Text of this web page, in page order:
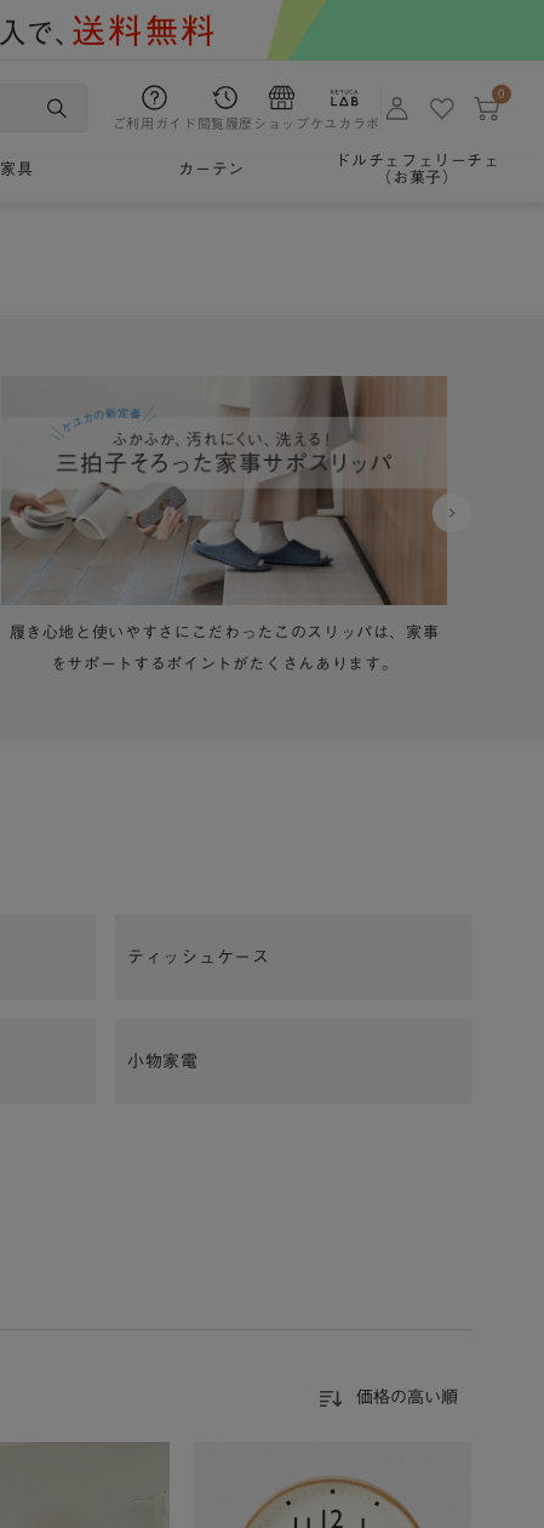
ご利用ガイド 閲覧履歴 ショップケユカラボ
0
家具 カーテン
ドルチェフェリーチェ
（お菓子）
インテリアに欠かせない時計に込められたデザインのこだ
わりをデザイナーに聞きました。
ティッシュケース
小物家電
価格の高い順